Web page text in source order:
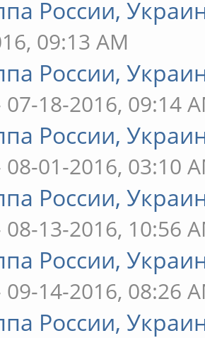
России,
09:13 AM
России,
07-18-2016, 09:14
России,
08-01-2016, 03:10
России,
08-13-2016, 10:56
России,
09-14-2016, 08:26
России,